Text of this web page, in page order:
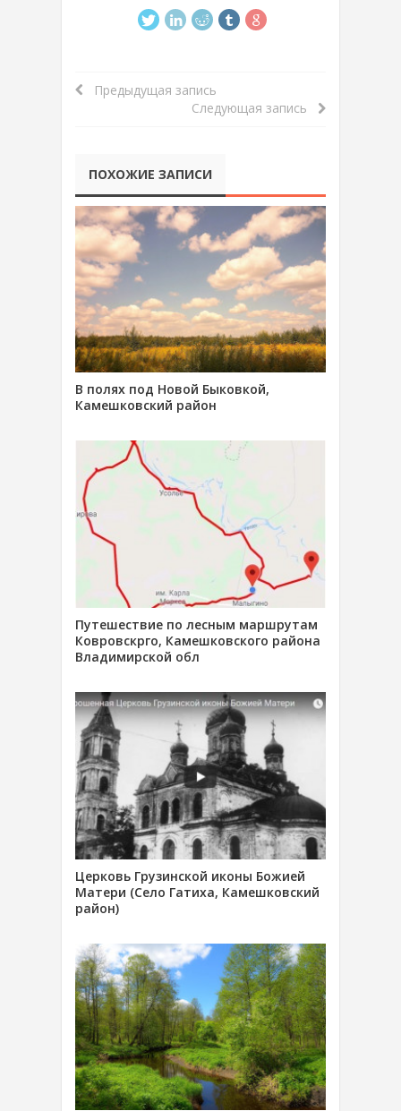
Предыдущая запись
Следующая запись
ПОХОЖИЕ ЗАПИСИ
В полях под Новой Быковкой,
Камешковский район
Путешествие по лесным маршрутам
Ковровскрго, Камешковского района
Владимирской обл
Церковь Грузинской иконы Божией
Матери (Село Гатиха, Камешковский
район)